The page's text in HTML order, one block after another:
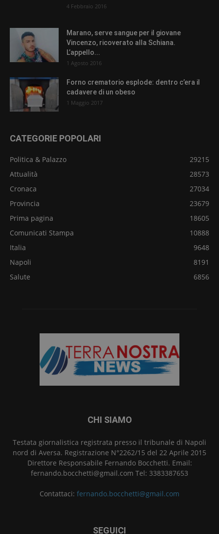
4 Febbraio 2016
Marano, serve sangue per il giovane
Vincenzo, ricoverato alla Schiana.
L’appello...
1 Agosto 2016
Forno crematorio esplode: dentro c’era il
cadavere di un obeso
1 Maggio 2017
CATEGORIE POPOLARI
Politica & Palazzo
29215
Attualità
28573
Cronaca
27034
Provincia
23679
Prima pagina
18605
Comunicati Stampa
10888
Italia
9648
Napoli
8191
Salute
6856
CHI SIAMO
Testata giornalistica registrata presso il tribunale di Napoli
nord di Aversa. Registrazione N°2262/15 del 22 Aprile 2015
Direttore Responsabile Fernando Bocchetti. Email:
fernando.bocchetti@gmail.com Tel: 3383387653
Contattaci: fernando.bocchetti@gmail.com
SEGUICI